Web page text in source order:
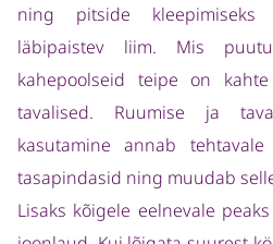
ning pitside
läbipaistev liim. Mis
kahepoolseid teipe on
tavalised. Ruumise ja
kasutamine annab
tasapindasid ning muudab
Lisaks kõigele eelnevale